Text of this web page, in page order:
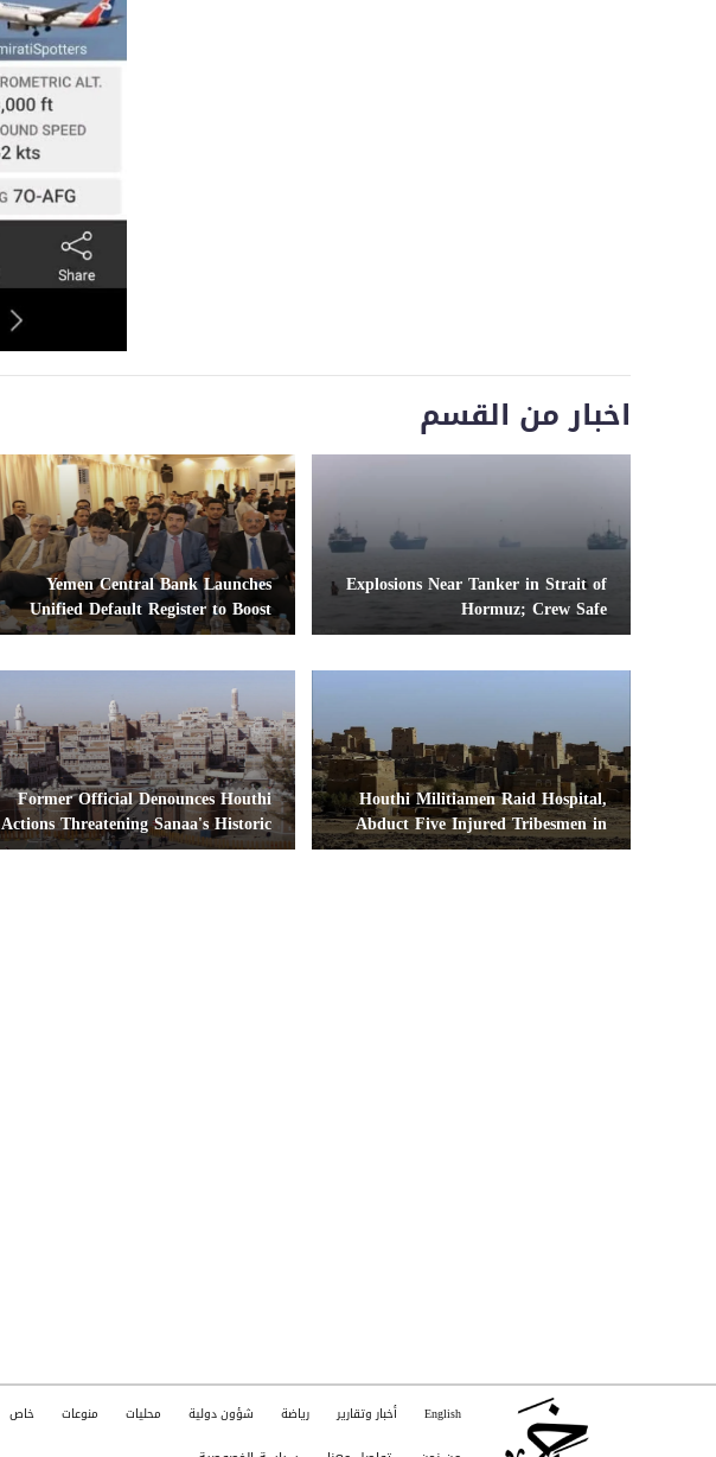
اخبار من القسم
Explosions Near Tanker in Strait of
Hormuz; Crew Safe
Yemen Central Bank Launches
Unified Default Register to Boost
Financial Stability
Houthi Militiamen Raid Hospital,
Abduct Five Injured Tribesmen in
Saada
Former Official Denounces Houthi
Actions Threatening Sanaa's Historic
Sites
English أخبار وتقارير رياضة شؤون دولية محليات منوعات خاص